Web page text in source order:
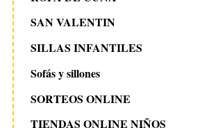
SAN VALENTIN
SILLAS INFANTILES
Sofás y sillones
SORTEOS ONLINE
TIENDAS ONLINE NIÑOS